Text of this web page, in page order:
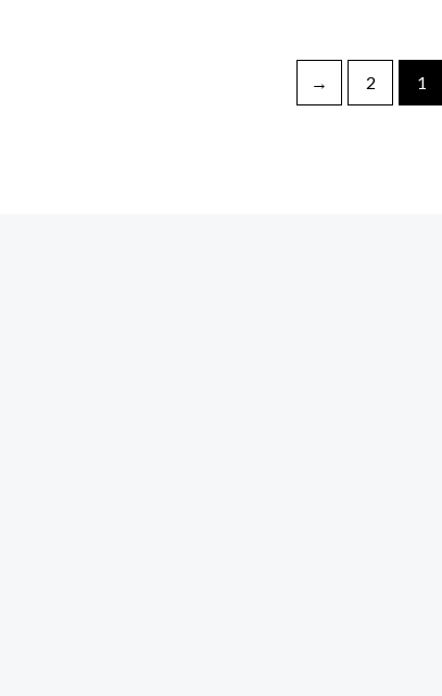
1
2
←